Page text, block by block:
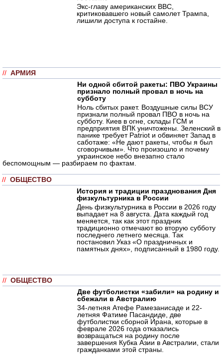
Экс-главу американских ВВС,
критиковавшего новый самолет Трампа,
лишили доступа к гостайне.
// АРМИЯ
Ни одной сбитой ракеты: ПВО Украины
признало полный провал в ночь на
субботу
Ноль сбитых ракет. Воздушные силы ВСУ
признали полный провал ПВО в ночь на
субботу. Киев в огне, склады ГСМ и
предприятия ВПК уничтожены. Зеленский в
панике требует Patriot и обвиняет Запад в
саботаже: «Не дают ракеты, чтобы я был
сговорчивым». Что произошло и почему
украинское небо внезапно стало
беспомощным — разбираем по фактам.
// ОБЩЕСТВО
История и традиции празднования Дня
физкультурника в России
День физкультурника в России в 2026 году
выпадает на 8 августа. Дата каждый год
меняется, так как этот праздник
традиционно отмечают во вторую субботу
последнего летнего месяца. Так
постановил Указ «О праздничных и
памятных днях», подписанный в 1980 году.
// ОБЩЕСТВО
Две футболистки «забили» на родину и
сбежали в Австралию
34-летняя Атефе Рамезанисаде и 22-
летняя Фатиме Пасандиде, две
футболистки сборной Ирана, которые в
феврале 2026 года отказались
возвращаться на родину после
завершения Кубка Азии в Австралии, стали
гражданками этой страны.